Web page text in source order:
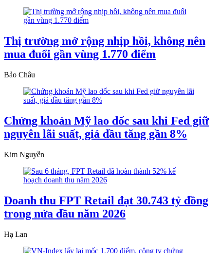
Thị trường mở rộng nhịp hồi, không nên
mua đuổi gần vùng 1.770 điểm
Bảo Châu
Chứng khoán Mỹ lao dốc sau khi Fed giữ
nguyên lãi suất, giá dầu tăng gần 8%
Kim Nguyễn
Doanh thu FPT Retail đạt 30.743 tỷ đồng
trong nửa đầu năm 2026
Hạ Lan